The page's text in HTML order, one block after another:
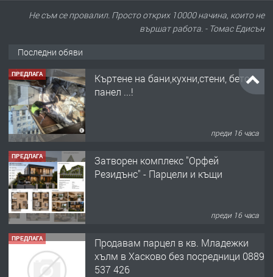
Не съм се провалил. Просто открих 10000 начина, които не
вършат работа. - Томас Едисън
Последни обяви
ПРЕДЛАГА
Къртене на бани,кухни,стени, бетон,
панел ...!
преди 16 часа
ПРЕДЛАГА
Затворен комплекс "Орфей
Резидънс" - Парцели и къщи
преди 16 часа
ПРЕДЛАГА
Продавам парцел в кв. Младежки
хълм в Хасково без посредници 0889
537 426